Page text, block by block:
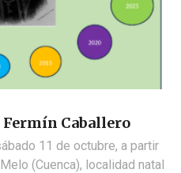
Caballero
11 de octubre, a partir
(Cuenca), localidad natal